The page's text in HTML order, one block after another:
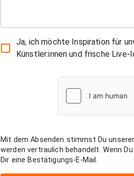
Ja, ich möchte Inspiration für
Künstler:innen und frische
Mit dem Absenden stimmst Du unserer
werden vertraulich behandelt. Wenn
Dir eine Bestätigungs-E-Mail.